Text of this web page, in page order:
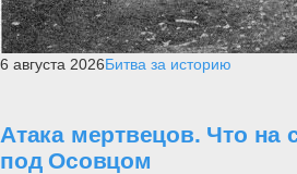
6 августа 2026Битва за историю
Атака мертвецов. Что
под Осовцом